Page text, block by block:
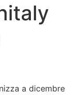
a dicembre